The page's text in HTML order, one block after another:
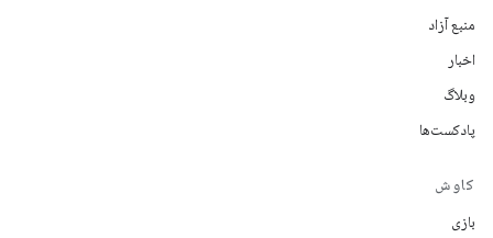
منبع آزاد
اخبار
وبلاگ
پادکست‌ها
کاوش
بازی